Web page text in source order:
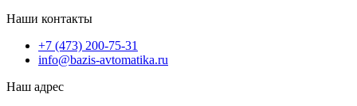
Наши контакты
+7 (473) 200-75-31
info@bazis-avtomatika.ru
Наш адрес